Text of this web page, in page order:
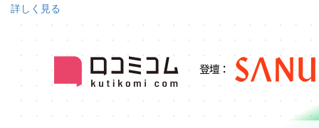
詳しく見る